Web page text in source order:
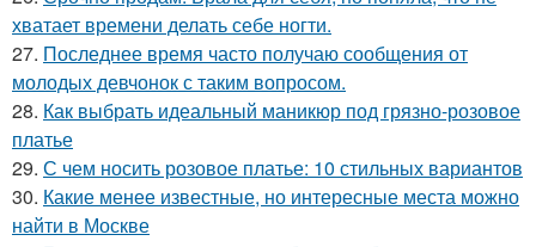
хватает времени делать себе ногти.
27. Последнее время часто получаю сообщения от
молодых девчонок с таким вопросом.
28. Как выбрать идеальный маникюр под грязно-розовое
платье
29. С чем носить розовое платье: 10 стильных вариантов
30. Какие менее известные, но интересные места можно
найти в Москве